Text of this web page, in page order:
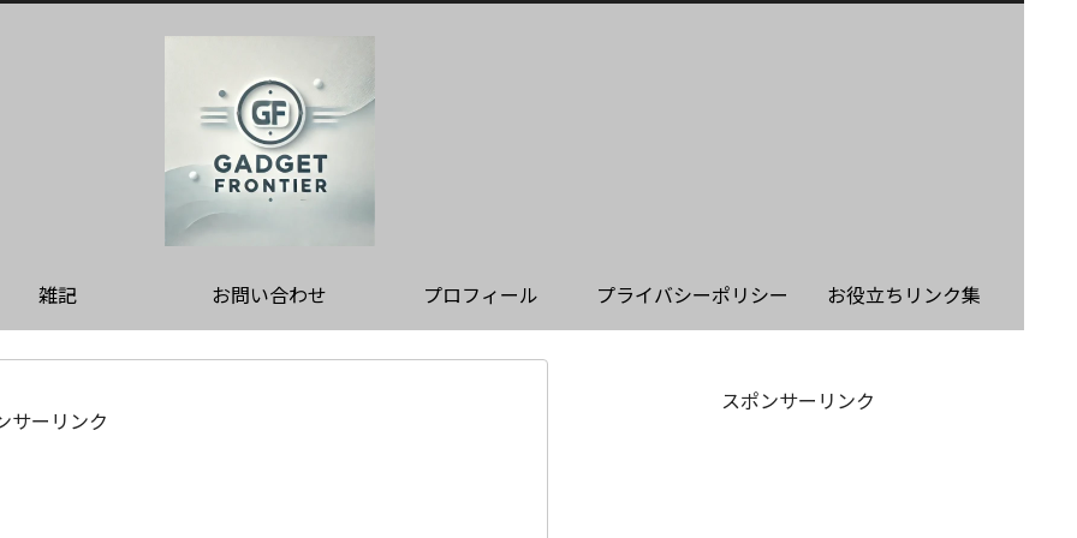
雑記 お問い合わせ プロフィール プライバシーポリシー お役立ちリンク集
サーリンク
スポンサーリンク